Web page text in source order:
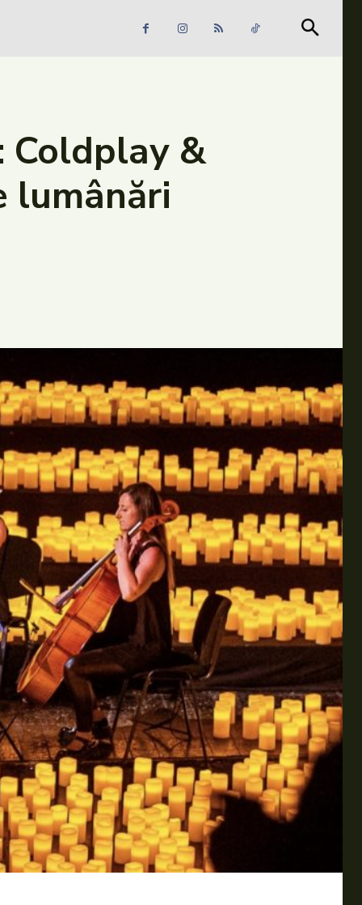
Căutare
Coldplay &
lumânări